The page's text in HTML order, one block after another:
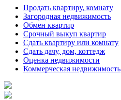
Продать квартиру, комнату
Загородная недвижимость
Обмен квартир
Срочный выкуп квартир
Сдать квартиру или комнату
Сдать дачу, дом, коттедж
Оценка недвижимости
Коммерческая недвижимость